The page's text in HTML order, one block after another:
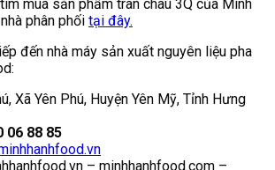
mua sản phẩm trân châu 3Q của Minh
phân phối tại đây.
đến nhà máy sản xuất nguyên liệu pha
Xã Yên Phú, Huyện Yên Mỹ, Tỉnh Hưng
06 88 85
– minhhanhfood.com –